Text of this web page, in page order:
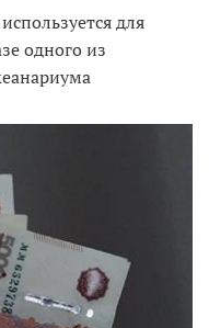
для
одного из